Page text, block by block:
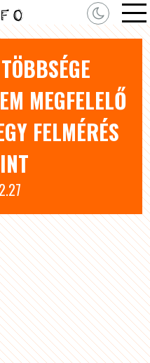
MEGFELELŐ
FELMÉRÉS